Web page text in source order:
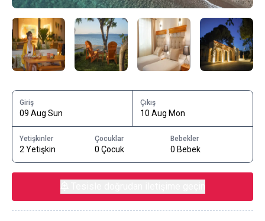
Giriş
09 Aug Sun
Çıkış
10 Aug Mon
Yetişkinler
2 Yetişkin
Çocuklar
0 Çocuk
Bebekler
0 Bebek